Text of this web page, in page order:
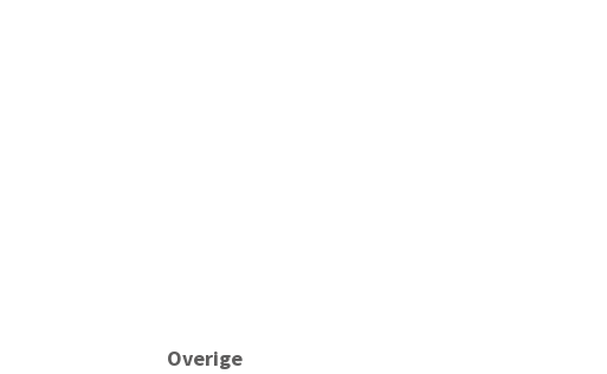
Overige